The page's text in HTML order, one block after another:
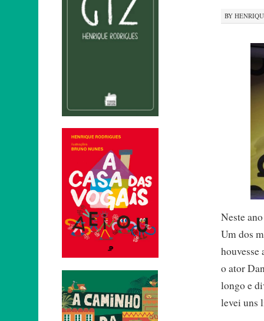
BY
Neste
Um dos
houvesse
o ator
longo e
levei uns